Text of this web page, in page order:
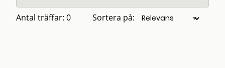
Antal träffar: 0 Sortera på: